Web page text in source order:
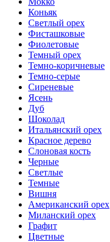
Коньяк
Светлый орех
Фисташковые
Фиолетовые
Темный орех
Темно-коричневые
Темно-серые
Сиреневые
Ясень
Дуб
Шоколад
Итальянский орех
Красное дерево
Слоновая кость
Черные
Светлые
Темные
Вишня
Американский орех
Миланский орех
Графит
Цветные